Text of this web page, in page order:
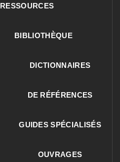
RESSOURCES
BIBLIOTHÈQUE
DICTIONNAIRES
DE RÉFÉRENCES
GUIDES SPÉCIALISÉS
OUVRAGES